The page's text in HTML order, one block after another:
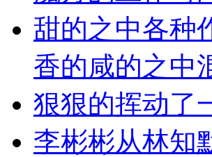
甜的之中各种
香的咸的之中
狠狠的挥动了
李彬彬从林知